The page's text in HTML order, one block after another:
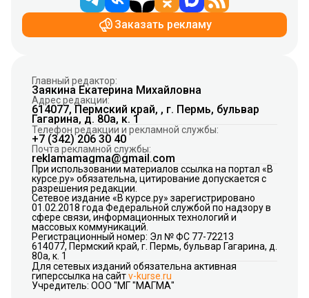
Заказать рекламу
Главный редактор:
Заякина Екатерина Михайловна
Адрес редакции:
614077, Пермский край, , г. Пермь, бульвар
Гагарина, д. 80а, к. 1
Телефон редакции и рекламной службы:
+7 (342) 206 30 40
Почта рекламной службы:
reklamamagma@gmail.com
При использовании материалов ссылка на портал «В
курсе.ру» обязательна, цитирование допускается с
разрешения редакции.
Сетевое издание «В курсе.ру» зарегистрировано
01.02.2018 года Федеральной службой по надзору в
сфере связи, информационных технологий и
массовых коммуникаций.
Регистрационный номер: Эл № ФС 77-72213
614077, Пермский край, г. Пермь, бульвар Гагарина, д.
80а, к. 1
Для сетевых изданий обязательна активная
гиперссылка на сайтv-kurse.ru
Учредитель: ООО "МГ "МАГМА"